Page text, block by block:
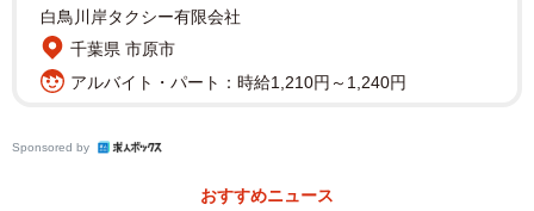
パッケージにもこだわり、酒瓶を包んでいるのはオリジナ
ルの「新人新聞」。世の新人に向けた役立つ情報やエール
た、何色にも染まっていないという新人のイメージから全
体を白く仕上げ、外ラベルは新人の必須アイテム・名刺を
白鳥川岸タクシー有限会社
千葉県 市原市
アルバイト・パート：時給1,210円～1,240円
Sponsored by
おすすめニュース